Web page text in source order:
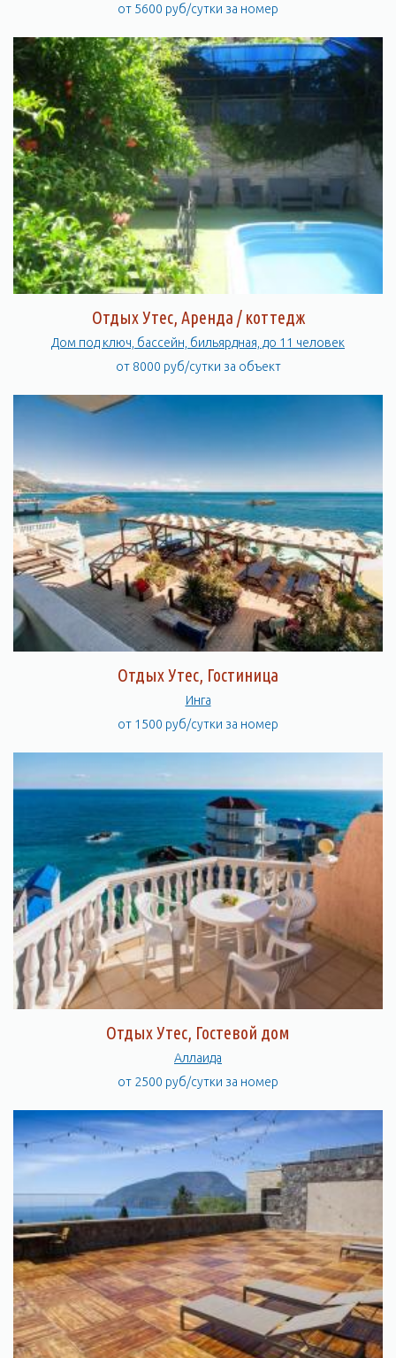
от 5600 руб/сутки за номер
Отдых Утес, Аренда / коттедж
Дом под ключ, бассейн, бильярдная, до 11 человек
от 8000 руб/сутки за объект
Отдых Утес, Гостиница
Инга
от 1500 руб/сутки за номер
Отдых Утес, Гостевой дом
Аллаида
от 2500 руб/сутки за номер